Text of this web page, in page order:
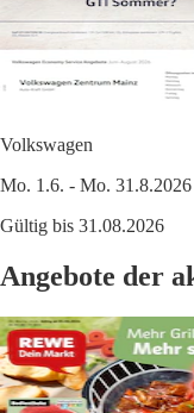
Volkswagen
Mo. 1.6. - Mo. 31.8.2026
Gültig bis 31.08.2026
Angebote der